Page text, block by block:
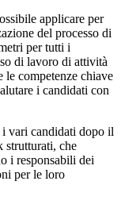
applicare per
del processo di
per tutti i
di lavoro di attività
le competenze chiave
i candidati con
vari candidati dopo il
strutturati, che
i responsabili dei
per le loro